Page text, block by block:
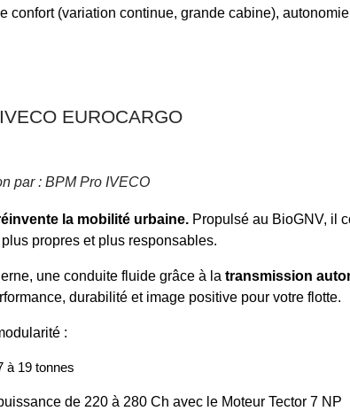
confort (variation continue, grande cabine),
EUROCARGO
par : BPM Pro IVECO
la mobilité urbaine. Propulsé au BioGNV, il
propres et plus responsables.
une conduite fluide grâce à la transmission
durabilité et image positive pour votre flotte.
:
à 19 tonnes
de 220 à 280 Ch avec le Moteur Tector 7 NP